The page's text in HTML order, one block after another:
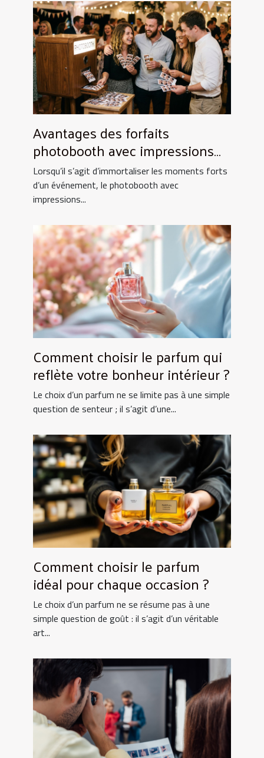
Avantages des forfaits
photobooth avec impressions
illimitées
Lorsqu’il s’agit d’immortaliser les moments forts
d’un événement, le photobooth avec
impressions...
Comment choisir le parfum qui
reflète votre bonheur intérieur ?
Le choix d’un parfum ne se limite pas à une simple
question de senteur ; il s’agit d’une...
Comment choisir le parfum
idéal pour chaque occasion ?
Le choix d’un parfum ne se résume pas à une
simple question de goût : il s’agit d’un véritable
art...